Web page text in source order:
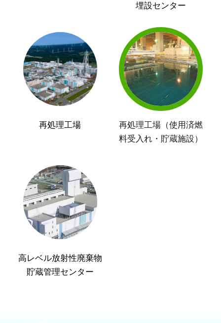
埋設センター
再処理工場
再処理工場（使用済燃
料受入れ・貯蔵施設）
高レベル放射性廃棄物
貯蔵管理センター